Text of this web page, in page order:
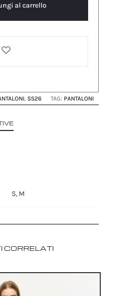
al carrello
, SS26 TAG: PANTALONI
S, M
CORRELATI